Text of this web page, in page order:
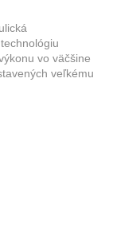
vo väčšine
veľkému